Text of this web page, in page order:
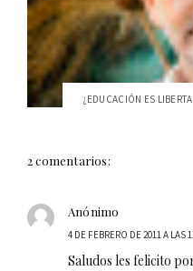
¿EDUCACIÓN ES
2 comentarios:
Anónimo
4 DE FEBRERO DE 2011 A LAS
Saludos les felicito